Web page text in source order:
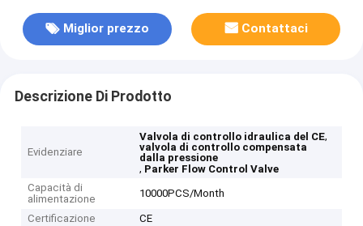
Miglior prezzo Contattaci
Descrizione Di Prodotto
Evidenziare
Valvola di controllo idraulica del CE,
valvola di controllo compensata
dalla pressione
, Parker Flow Control Valve
Capacità di
alimentazione
10000PCS/Month
Certificazione
CE